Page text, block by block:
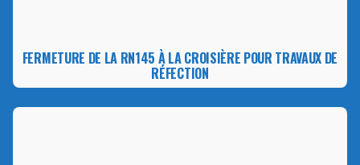
FERMETURE DE LA RN145 À LA CROISIÈRE POUR TRAVAUX DE
RÉFECTION